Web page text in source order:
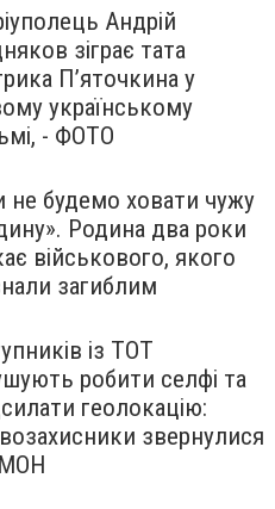
Андрій
зіграє тата
П’яточкина у
українському
- ФОТО
не будемо ховати чужу
Родина два роки
військового, якого
загиблим
із ТОТ
робити селфі та
геолокацію:
звернулися